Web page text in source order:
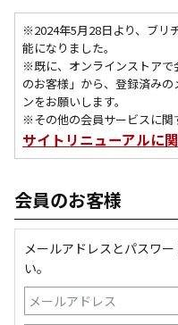
※2024年5月28日より、ブリ
能になりました。
※既に、 オンラインストア
のお客様」から、登録済み
ンをお願いします。
※その他の会員サービスに関
サイトリニューアルに
会員のお客様
メールアドレスとパスワ
い。